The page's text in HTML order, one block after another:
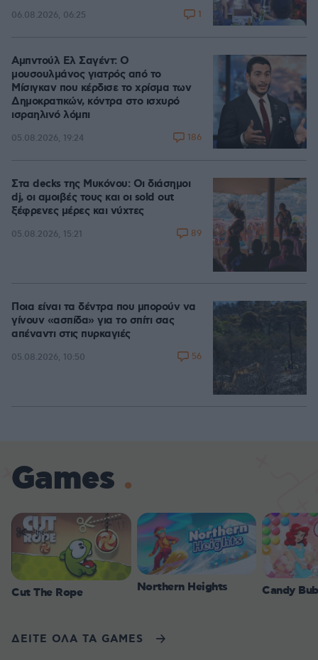
06.08.2026, 06:25 1
Αμπντούλ Ελ Σαγέντ: Ο
μουσουλμάνος γιατρός από το
Μίσιγκαν που κέρδισε το χρίσμα των
Δημοκρατικών, κόντρα στο ισχυρό
ισραηλινό λόμπι
05.08.2026, 19:24 186
Στα decks της Μυκόνου: Οι διάσημοι
dj, οι αμοιβές τους και οι sold out
ξέφρενες μέρες και νύχτες
05.08.2026, 15:21 89
Ποια είναι τα δέντρα που μπορούν να
γίνουν «ασπίδα» για το σπίτι σας
απέναντι στις πυρκαγιές
05.08.2026, 10:50 56
Games
Cut The Rope Northern Heights Candy
ΔΕΙΤΕ ΟΛΑ ΤΑ GAMES